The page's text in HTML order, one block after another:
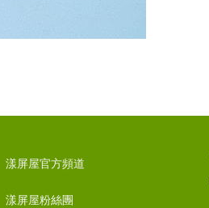
漾屏屋官方頻道
漾屏屋粉絲團